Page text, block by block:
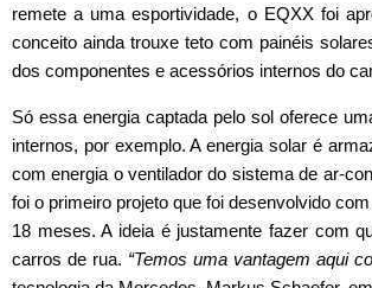
remete a uma esportividade, o EQXX foi
conceito ainda trouxe teto com painéis
dos componentes e acessórios internos do
Só essa energia captada pelo sol oferece
internos, por exemplo. A energia solar é
com energia o ventilador do sistema de ar-
foi o primeiro projeto que foi desenvolvido
18 meses. A ideia é justamente fazer com
carros de rua. “Temos uma vantagem aqui